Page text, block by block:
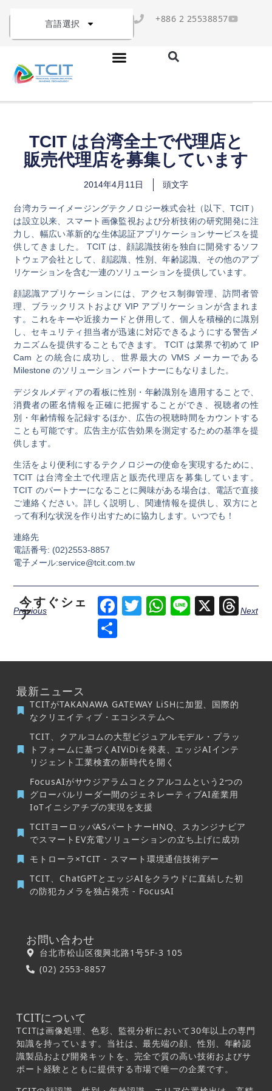
言語選択 +886 2 25538857
TCIT は台湾全土で代理店と
販売代理店を募集しています
2014年4月11日 頭文字
台湾カラーイメージングテクノロジー株式会社（以下、TCIT）
は設立以来、スマート画像監視および分析技術の研究開発に注
力し、幅広い革新的な生体認証アプリケーションサービスを提
供してきました。 TCIT は、顔認識技術を独自に開発するソフ
トウェア会社として、顔認識、性別、年齢認識、その他のアプ
リケーションを含む一連のソリューションを提供しています。
顔認識アプリケーションには、アクセス制御管理、訪問者管
理、ブラックリストおよび VIP アプリケーションが含まれま
す。これをキーや近接カードと併用して、個人を積極的に識別
し、セキュリティ担当者が迅速に対応できるようにする警告メ
カニズムを提供することもできます。 TCIT は業界で初めて IP
Cam との統合に成功し、世界最大の VMS メーカーである
Milestone のソリューション パートナーにもなりました。
デジタルメディアの看板に性別・年齢識別を適用することで、
消費者の匿名情報を正確に把握することができ、視聴者の性
別・年齢情報を記録するほか、広告の視聴時間をカウントする
ことも可能です。広告主が広告効果を測定するための基準を提
供します。
生活をより便利にするテクノロジーの使命を実現するために、
TCIT は台湾全土で代理店と販売代理店を募集しています。
TCIT のパートナーになることに興味がある場合は、電話で直接
ご連絡ください。詳しく説明し、関連情報を提供し、双方にと
って有利な状況を作り出すために協力します。いつでも！
連絡先
電話番号: (02)2553-8857
電子メール:service@tcit.com.tw
Previous Next
今すぐシェ
ア Facebook
Twitter
WhatsApp
Line
X
TCITについて
TCITは画像処理、色彩、監視分析において30年以上の専門
知識を持っています。当社は、最先端の顔、性別、年齢認
識製品および開発キットを、完全で質の高い技術およびサ
ポート経験とともに提供する市場で唯一の企業です。
最新ニュース
TCITがTAKANAWA GATEWAY LiSHに加盟、国際的
なクリエイティブ・エコシステムへ
TCIT、クアルコムの大型ビジュアルモデル・プラッ
トフォームに基づくAIViDiを発表、エッジAIインテ
リジェント工業検査の新時代を開く
FocusAIがサウジアラムコとクアルコムという2つの
グローバルリーダー間のジェネレーティブAI産業用
IoTイニシアチブの実現を支援
TCITヨーロッパASパートナーHNQ、スカンジナビア
でスマートEV充電ソリューションの立ち上げに成功
モトローラ×TCIT - スマート環境通信技術デー
TCIT、ChatGPTとエッジAIをクラウドに直結した初
の防犯カメラを独占発売 - FocusAI
お問い合わせ
台北市松山区復興北路1号5F-3 105
(02) 2553-8857